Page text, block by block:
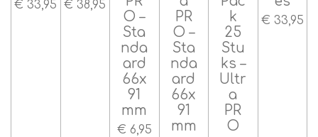
€ 33,95 € 38,95
O –
Sta
nda
ard
66x
91
mm
€ 6,95
PR
O –
Sta
nda
ard
66x
91
mm
k
25
Stu
ks –
Ultr
a
PR
O
€ 33,95